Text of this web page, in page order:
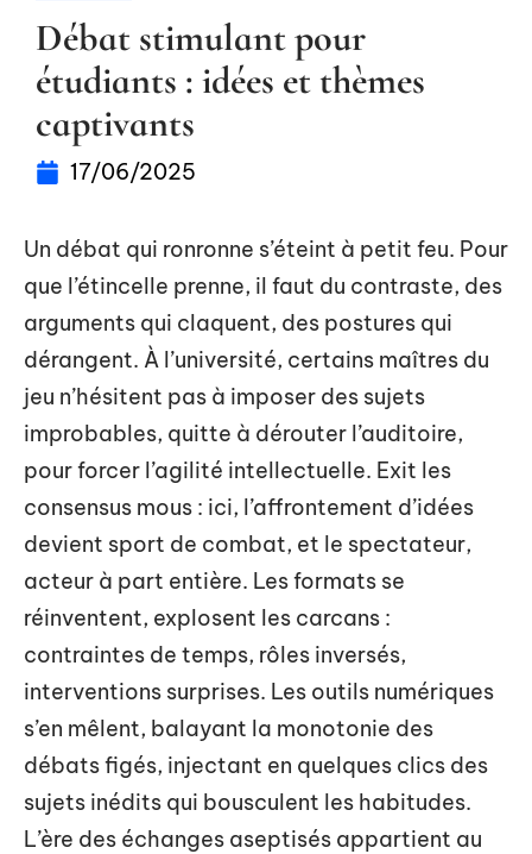
Débat stimulant pour
étudiants : idées et thèmes
captivants
17/06/2025
Un débat qui ronronne s’éteint à petit feu. Pour
que l’étincelle prenne, il faut du contraste, des
arguments qui claquent, des postures qui
dérangent. À l’université, certains maîtres du
jeu n’hésitent pas à imposer des sujets
improbables, quitte à dérouter l’auditoire,
pour forcer l’agilité intellectuelle. Exit les
consensus mous : ici, l’affrontement d’idées
devient sport de combat, et le spectateur,
acteur à part entière. Les formats se
réinventent, explosent les carcans :
contraintes de temps, rôles inversés,
interventions surprises. Les outils numériques
s’en mêlent, balayant la monotonie des
débats figés, injectant en quelques clics des
sujets inédits qui bousculent les habitudes.
L’ère des échanges aseptisés appartient au